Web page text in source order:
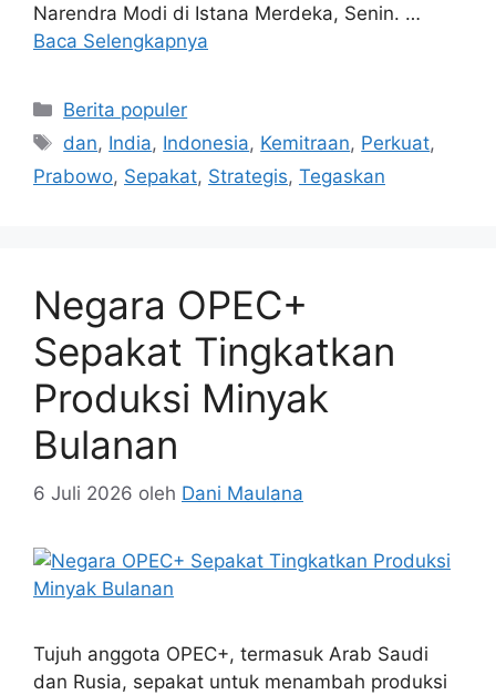
Narendra Modi di Istana Merdeka, Senin. …
Baca Selengkapnya
Kategori
Berita populer
Tag
dan, India, Indonesia, Kemitraan, Perkuat,
Prabowo, Sepakat, Strategis, Tegaskan
Negara OPEC+
Sepakat Tingkatkan
Produksi Minyak
Bulanan
6 Juli 2026 oleh Dani Maulana
Tujuh anggota OPEC+, termasuk Arab Saudi
dan Rusia, sepakat untuk menambah produksi